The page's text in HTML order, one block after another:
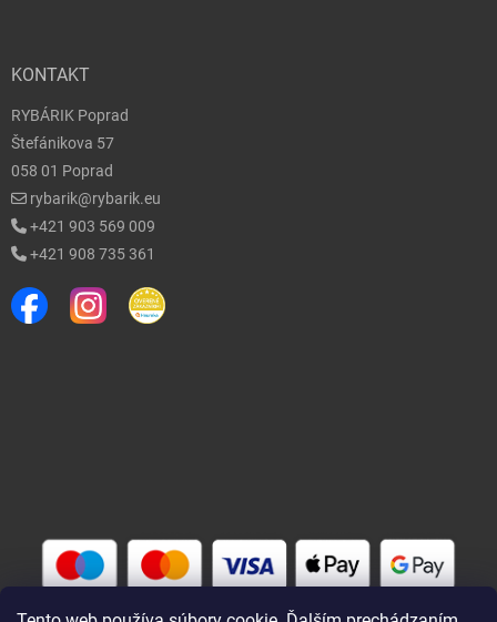
KONTAKT
RYBÁRIK Poprad
Štefánikova 57
058 01 Poprad
rybarik@rybarik.eu
+421 903 569 009
+421 908 735 361